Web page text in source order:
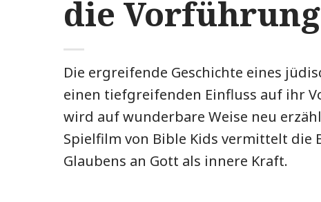
die Vorführung
Die ergreifende Geschichte eines
einen tiefgreifenden Einfluss auf ihr
wird auf wunderbare Weise neu
Spielfilm von Bible Kids vermittelt die
Glaubens an Gott als innere Kraft.